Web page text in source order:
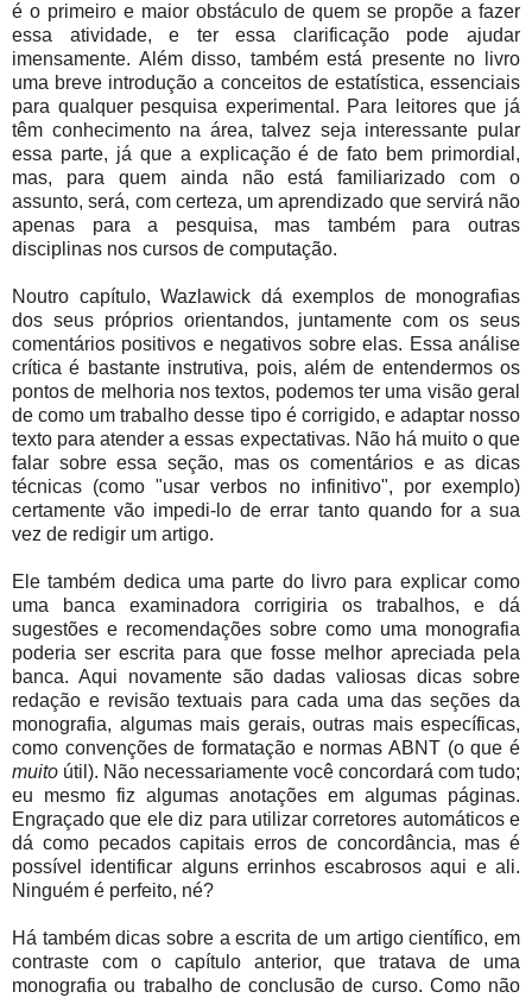
é o primeiro e maior obstáculo de quem se propõe a fazer
essa atividade, e ter essa clarificação pode ajudar
imensamente. Além disso, também está presente no livro
uma breve introdução a conceitos de estatística, essenciais
para qualquer pesquisa experimental. Para leitores que já
têm conhecimento na área, talvez seja interessante pular
essa parte, já que a explicação é de fato bem primordial,
mas, para quem ainda não está familiarizado com o
assunto, será, com certeza, um aprendizado que servirá não
apenas para a pesquisa, mas também para outras
disciplinas nos cursos de computação.
Noutro capítulo, Wazlawick dá exemplos de monografias
dos seus próprios orientandos, juntamente com os seus
comentários positivos e negativos sobre elas. Essa análise
crítica é bastante instrutiva, pois, além de entendermos os
pontos de melhoria nos textos, podemos ter uma visão geral
de como um trabalho desse tipo é corrigido, e adaptar nosso
texto para atender a essas expectativas. Não há muito o que
falar sobre essa seção, mas os comentários e as dicas
técnicas (como "usar verbos no infinitivo", por exemplo)
certamente vão impedi-lo de errar tanto quando for a sua
vez de redigir um artigo.
Ele também dedica uma parte do livro para explicar como
uma banca examinadora corrigiria os trabalhos, e dá
sugestões e recomendações sobre como uma monografia
poderia ser escrita para que fosse melhor apreciada pela
banca. Aqui novamente são dadas valiosas dicas sobre
redação e revisão textuais para cada uma das seções da
monografia, algumas mais gerais, outras mais específicas,
como convenções de formatação e normas ABNT (o que é
muito útil). Não necessariamente você concordará com tudo;
eu mesmo fiz algumas anotações em algumas páginas.
Engraçado que ele diz para utilizar corretores automáticos e
dá como pecados capitais erros de concordância, mas é
possível identificar alguns errinhos escabrosos aqui e ali.
Ninguém é perfeito, né?
Há também dicas sobre a escrita de um artigo científico, em
contraste com o capítulo anterior, que tratava de uma
monografia ou trabalho de conclusão de curso. Como não